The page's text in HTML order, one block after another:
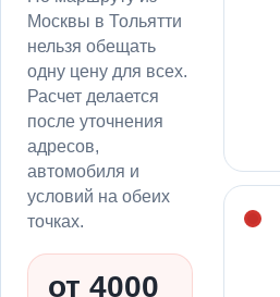
Москвы в Тольятти
нельзя обещать
одну цену для всех.
Расчет делается
после уточнения
адресов,
автомобиля и
условий на обеих
точках.
от 4000